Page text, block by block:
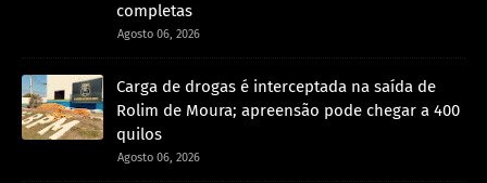
completas
Agosto 06, 2026
Carga de drogas é interceptada na saída de
Rolim de Moura; apreensão pode chegar a 400
quilos
Agosto 06, 2026